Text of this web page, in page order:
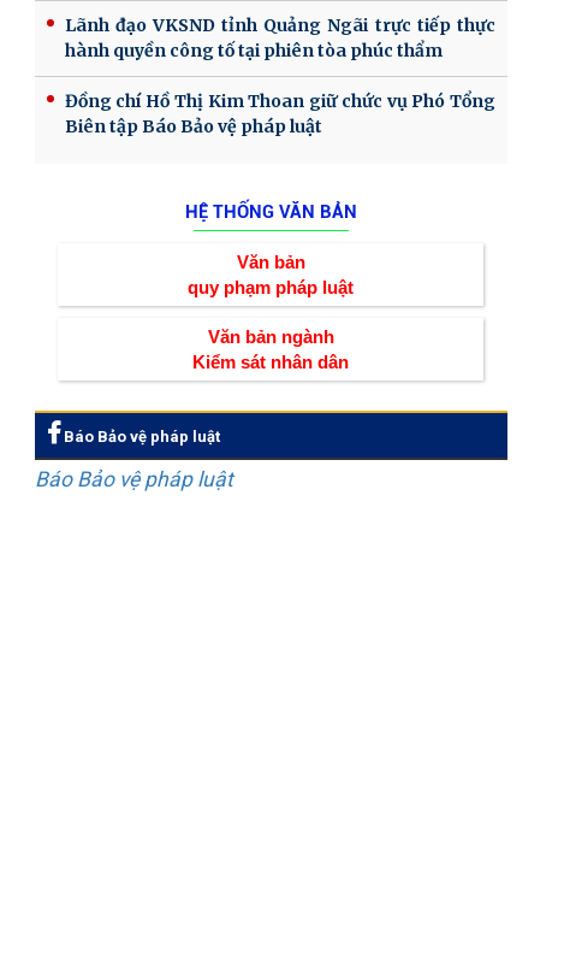
Lãnh đạo VKSND tỉnh Quảng Ngãi trực tiếp thực
hành quyền công tố tại phiên tòa phúc thẩm
Đồng chí Hồ Thị Kim Thoan giữ chức vụ Phó Tổng
Biên tập Báo Bảo vệ pháp luật
HỆ THỐNG VĂN BẢN
Văn bản
quy phạm pháp luật
Văn bản ngành
Kiểm sát nhân dân
Báo Bảo vệ pháp luật
Báo Bảo vệ pháp luật